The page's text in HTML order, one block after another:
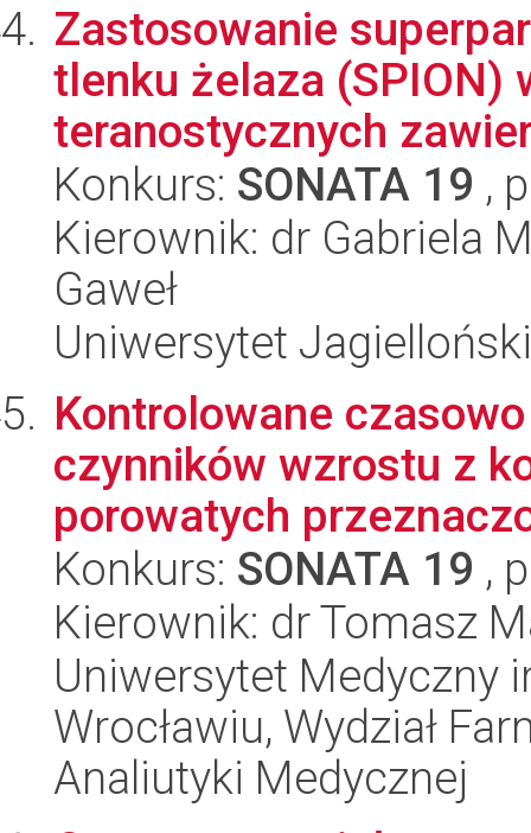
Zastosowanie
tlenku żelaza (SPION)
teranostycznych
Konkurs: SONATA 19 ,
Kierownik: dr Gabriela
Gaweł
Uniwersytet
Kontrolowane
czynników wzrostu z
porowatych
Konkurs: SONATA 19 ,
Kierownik: dr Tomasz
Uniwersytet Medyczny
Wrocławiu, Wydział
Analiutyki Medycznej